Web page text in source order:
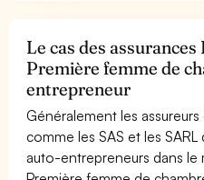
Le cas des
Première femme de
entrepreneur
Généralement les
comme les SAS et les
auto-entrepreneurs dans le